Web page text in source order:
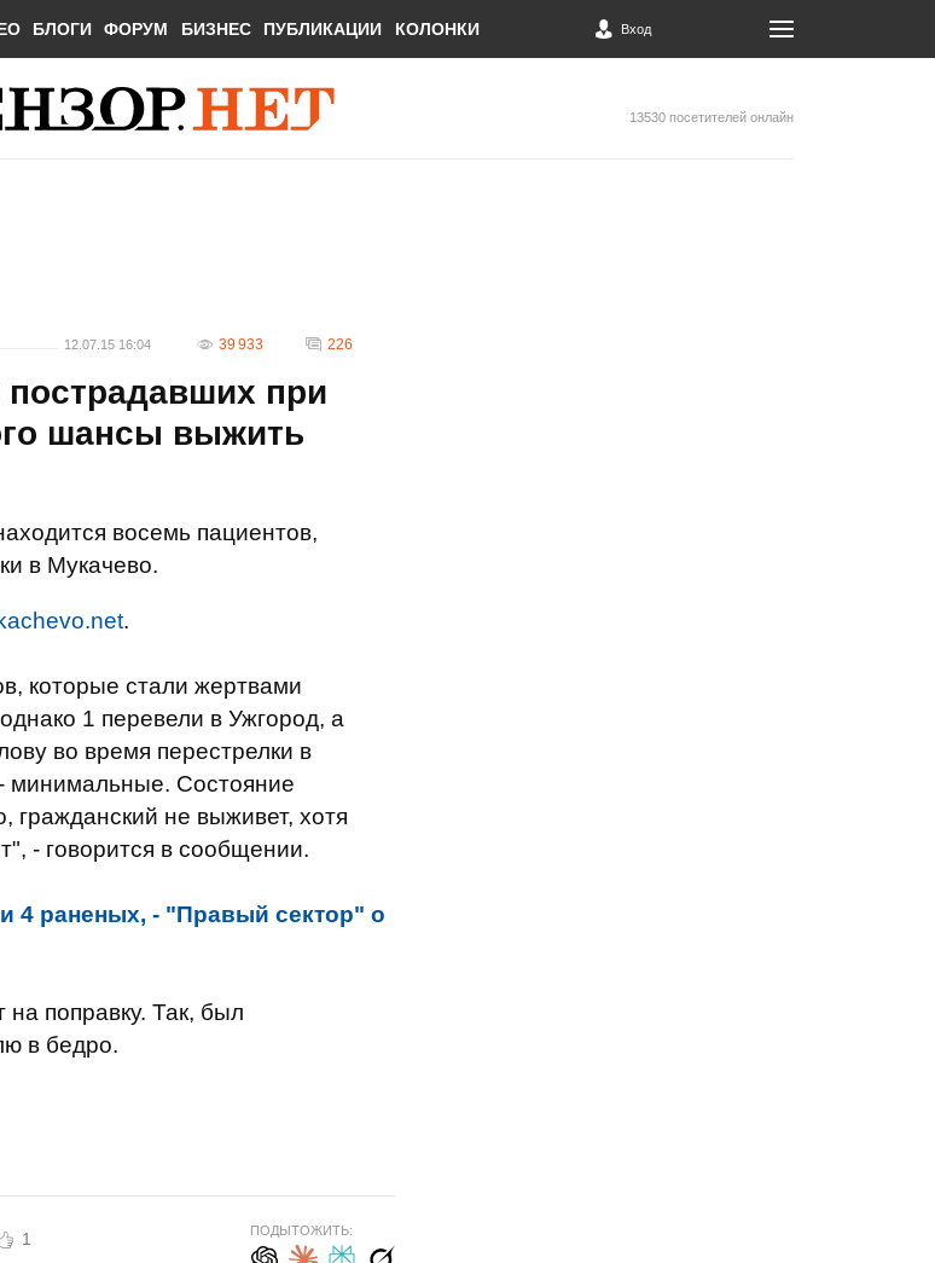
БЛОГИ ФОРУМ БИЗНЕС ПУБЛИКАЦИИ КОЛОНКИ Вход
13530 посетителей онлайн
12.07.15 16:04 39 933 226
пострадавших при
шансы выжить
восемь пациентов,
в Мукачево.
.
которые стали жертвами
1 перевели в Ужгород, а
во время перестрелки в
минимальные. Состояние
гражданский не выживет, хотя
- говорится в сообщении.
4 раненых, - "Правый сектор" о
поправку. Так, был
в бедро.
1 ПОДЫТОЖИТЬ: